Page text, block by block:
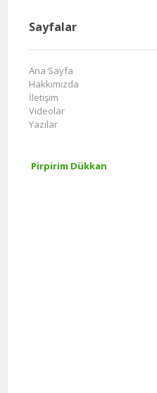
Sayfalar
Ana Sayfa
Hakkımızda
İletişim
Videolar
Yazılar
Pirpirim Dükkan